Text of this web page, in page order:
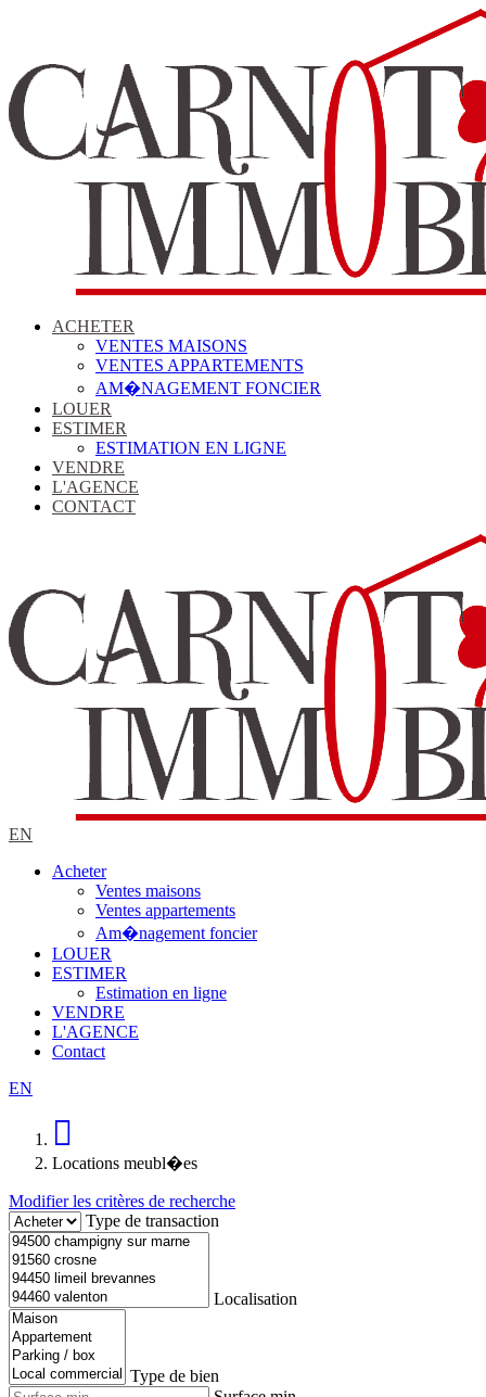
ACHETER
VENTES MAISONS
VENTES APPARTEMENTS
AM�NAGEMENT FONCIER
LOUER
ESTIMER
ESTIMATION EN LIGNE
VENDRE
L'AGENCE
CONTACT
EN
Acheter
Ventes maisons
Ventes appartements
Am�nagement foncier
LOUER
ESTIMER
Estimation en ligne
VENDRE
L'AGENCE
Contact
EN
Locations meubl�es
Modifier les critères de recherche
Type de transaction
Localisation
Type de bien